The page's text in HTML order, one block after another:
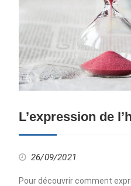
L’expression de
26/09/2021
Pour découvrir comment